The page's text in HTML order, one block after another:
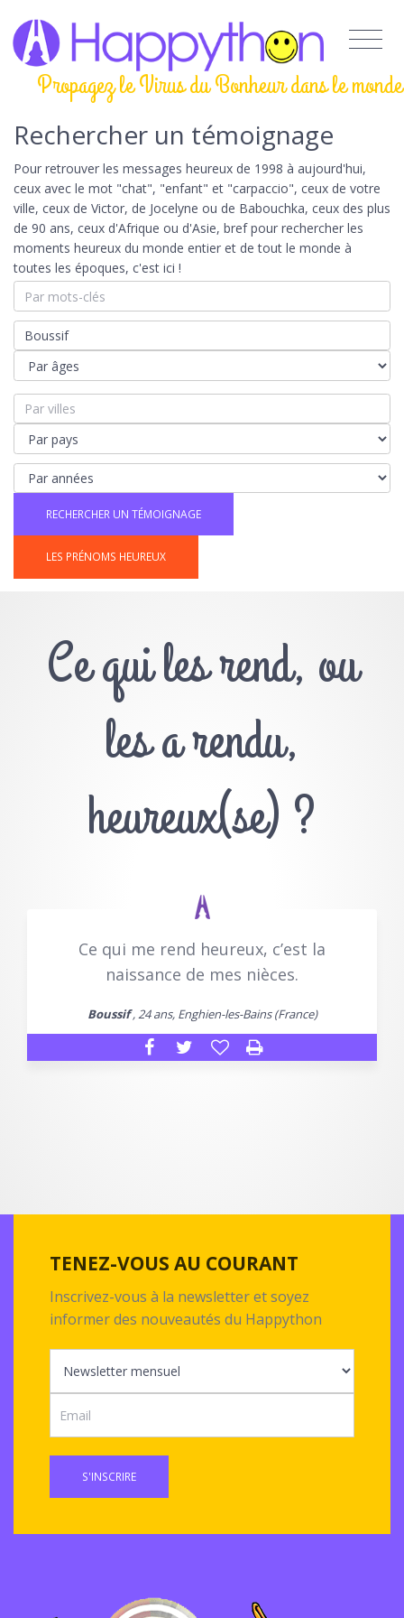
Propagez le Virus du Bonheur dans le monde
Rechercher un témoignage
Pour retrouver les messages heureux de 1998 à aujourd'hui,
ceux avec le mot "chat", "enfant" et "carpaccio", ceux de votre
ville, ceux de Victor, de Jocelyne ou de Babouchka, ceux des plus
de 90 ans, ceux d'Afrique ou d'Asie, bref pour rechercher les
moments heureux du monde entier et de tout le monde à
toutes les époques, c'est ici !
LES PRÉNOMS HEUREUX
Ce qui les rend, ou
les a rendu,
heureux(se) ?
Ce qui me rend heureux, c’est la
naissance de mes nièces.
Boussif, 24 ans, Enghien-les-Bains (France)
TENEZ-VOUS AU COURANT
Inscrivez-vous à la newsletter et soyez
informer des nouveautés du Happython
S'INSCRIRE